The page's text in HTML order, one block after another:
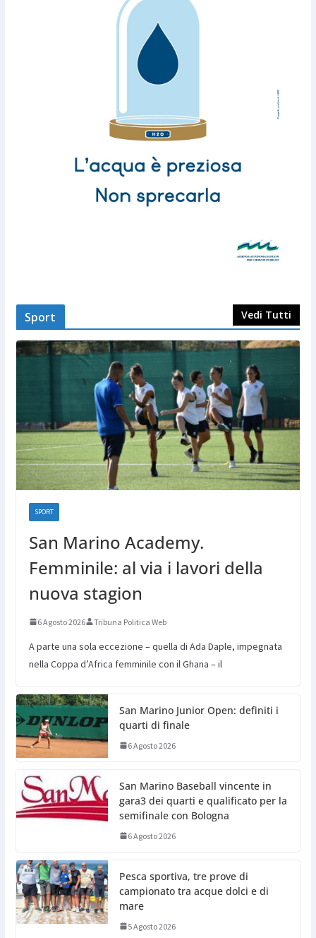
Sport Vedi Tutti
SPORT
San Marino Academy.
Femminile: al via i lavori della
nuova stagion
6 Agosto 2026 Tribuna Politica Web
A parte una sola eccezione – quella di Ada Daple, impegnata
nella Coppa d’Africa femminile con il Ghana – il
San Marino Junior Open: definiti i
quarti di finale
6 Agosto 2026
San Marino Baseball vincente in
gara3 dei quarti e qualificato per la
semifinale con Bologna
6 Agosto 2026
Pesca sportiva, tre prove di
campionato tra acque dolci e di
mare
5 Agosto 2026